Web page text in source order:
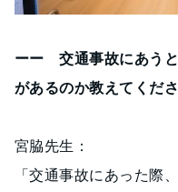
ーー 交通事故にあう
があるのか教えてくださ
宮脇先生：
「交通事故にあった際